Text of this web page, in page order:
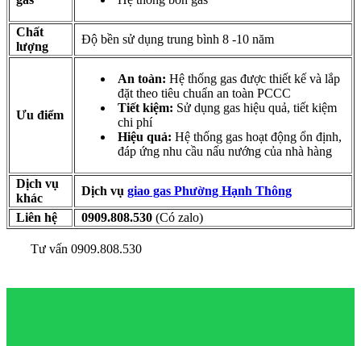
Chất
lượng
Độ bền sử dụng trung bình 8 -10 năm
Ưu điểm
An toàn: Hệ thống gas được thiết kế và lắp
đặt theo tiêu chuẩn an toàn PCCC
Tiết kiệm: Sử dụng gas hiệu quả, tiết kiệm
chi phí
Hiệu quả: Hệ thống gas hoạt động ổn định,
đáp ứng nhu cầu nấu nướng của nhà hàng
Dịch vụ
khác
Dịch vụ giao gas Phường Hạnh Thông
Liên hệ
0909.808.530 (Có zalo)
Tư vấn 0909.808.530